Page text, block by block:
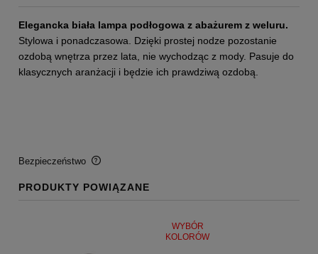
Elegancka biała lampa podłogowa z abażurem z weluru.
Stylowa i ponadczasowa. Dzięki prostej nodze pozostanie
ozdobą wnętrza przez lata, nie wychodząc z mody. Pasuje do
klasycznych aranżacji i będzie ich prawdziwą ozdobą.
Bezpieczeństwo
BEZPIECZEŃSTWO
Posiada oznaczenie CE (zgodność z normami UE).
PRODUKTY POWIĄZANE
WYBÓR
KOLORÓW